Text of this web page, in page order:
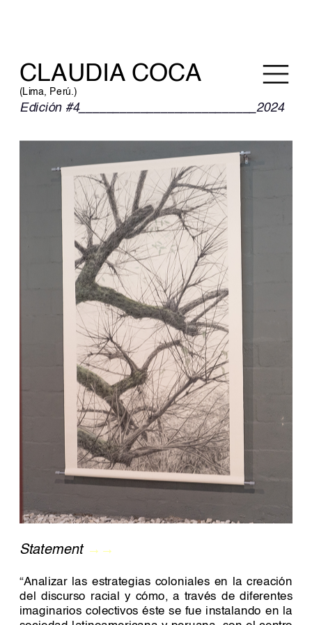
CLAUDIA COCA
(Lima, Perú.)
Edición #4__________________________2024
Statement →→
“Analizar las estrategias coloniales en la creación
del discurso racial y cómo, a través de diferentes
imaginarios colectivos éste se fue instalando en la